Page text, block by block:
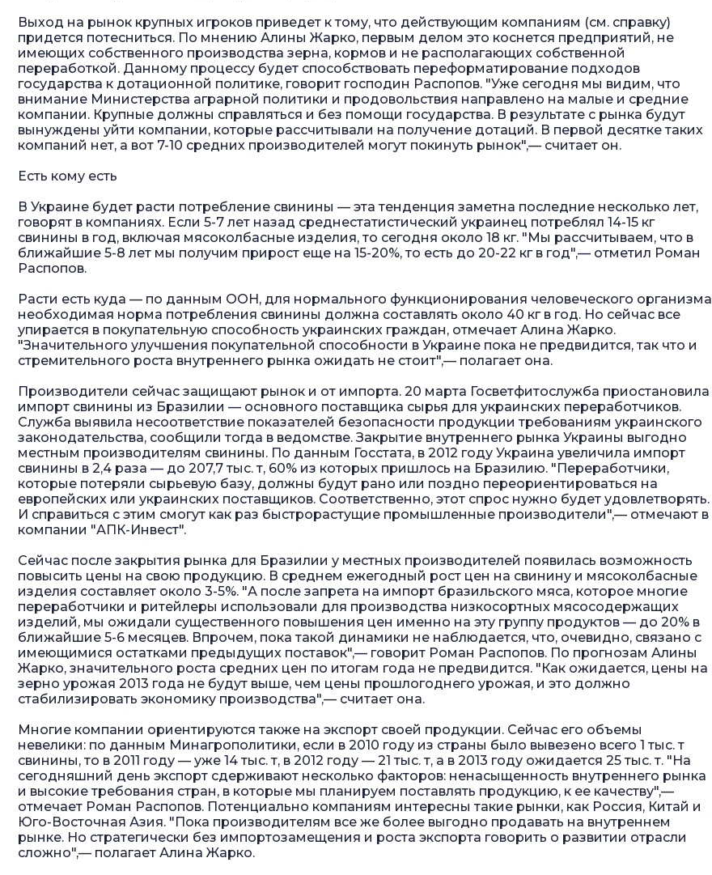
Выход на рынок крупных игроков приведет к тому, что действующим компаниям (см. справку)
придется потесниться. По мнению Алины Жарко, первым делом это коснется предприятий, не
имеющих собственного производства зерна, кормов и не располагающих собственной
переработкой. Данному процессу будет способствовать переформатирование подходов
государства к дотационной политике, говорит господин Распопов. "Уже сегодня мы видим, что
внимание Министерства аграрной политики и продовольствия направлено на малые и средние
компании. Крупные должны справляться и без помощи государства. В результате с рынка будут
вынуждены уйти компании, которые рассчитывали на получение дотаций. В первой десятке таких
компаний нет, а вот 7-10 средних производителей могут покинуть рынок",— считает он.
Есть кому есть
В Украине будет расти потребление свинины — эта тенденция заметна последние несколько лет,
говорят в компаниях. Если 5-7 лет назад среднестатистический украинец потреблял 14-15 кг
свинины в год, включая мясоколбасные изделия, то сегодня около 18 кг. "Мы рассчитываем, что в
ближайшие 5-8 лет мы получим прирост еще на 15-20%, то есть до 20-22 кг в год",— отметил Роман
Распопов.
Расти есть куда — по данным ООН, для нормального функционирования человеческого организма
необходимая норма потребления свинины должна составлять около 40 кг в год. Но сейчас все
упирается в покупательную способность украинских граждан, отмечает Алина Жарко.
"Значительного улучшения покупательной способности в Украине пока не предвидится, так что и
стремительного роста внутреннего рынка ожидать не стоит",— полагает она.
Производители сейчас защищают рынок и от импорта. 20 марта Госветфитослужба приостановила
импорт свинины из Бразилии — основного поставщика сырья для украинских переработчиков.
Служба выявила несоответствие показателей безопасности продукции требованиям украинского
законодательства, сообщили тогда в ведомстве. Закрытие внутреннего рынка Украины выгодно
местным производителям свинины. По данным Госстата, в 2012 году Украина увеличила импорт
свинины в 2,4 раза — до 207,7 тыс. т, 60% из которых пришлось на Бразилию. "Переработчики,
которые потеряли сырьевую базу, должны будут рано или поздно переориентироваться на
европейских или украинских поставщиков. Соответственно, этот спрос нужно будет удовлетворять.
И справиться с этим смогут как раз быстрорастущие промышленные производители",— отмечают в
компании "АПК-Инвест".
Сейчас после закрытия рынка для Бразилии у местных производителей появилась возможность
повысить цены на свою продукцию. В среднем ежегодный рост цен на свинину и мясоколбасные
изделия составляет около 3-5%. "А после запрета на импорт бразильского мяса, которое многие
переработчики и ритейлеры использовали для производства низкосортных мясосодержащих
изделий, мы ожидали существенного повышения цен именно на эту группу продуктов — до 20% в
ближайшие 5-6 месяцев. Впрочем, пока такой динамики не наблюдается, что, очевидно, связано с
имеющимися остатками предыдущих поставок",— говорит Роман Распопов. По прогнозам Алины
Жарко, значительного роста средних цен по итогам года не предвидится. "Как ожидается, цены на
зерно урожая 2013 года не будут выше, чем цены прошлогоднего урожая, и это должно
стабилизировать экономику производства",— считает она.
Многие компании ориентируются также на экспорт своей продукции. Сейчас его объемы
невелики: по данным Минагрополитики, если в 2010 году из страны было вывезено всего 1 тыс. т
свинины, то в 2011 году — уже 14 тыс. т, в 2012 году — 21 тыс. т, а в 2013 году ожидается 25 тыс. т. "На
сегодняшний день экспорт сдерживают несколько факторов: ненасыщенность внутреннего рынка
и высокие требования стран, в которые мы планируем поставлять продукцию, к ее качеству",—
отмечает Роман Распопов. Потенциально компаниям интересны такие рынки, как Россия, Китай и
Юго-Восточная Азия. "Пока производителям все же более выгодно продавать на внутреннем
рынке. Но стратегически без импортозамещения и роста экспорта говорить о развитии отрасли
сложно",— полагает Алина Жарко.